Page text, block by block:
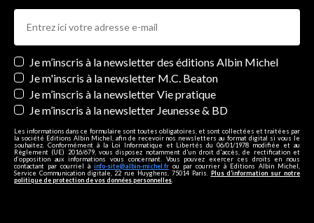
Newsletters
Je m’inscris à la newsletter des éditions Albin Michel
Je m'inscris à la newsletter M.C. Beaton
Je m’inscris à la newsletter Vie pratique
Je m’inscris à la newsletter Jeunesse & BD
Les informations dans ce formulaire sont toutes obligatoires, et sont collectées et traitées par
la société Editions Albin Michel, afin de recevoir nos newsletters au format digital si vous le
souhaitez. Conformément à la Loi Informatique et Libertés du 06/01/1978 modifiée et au
Règlement (UE) 2016/679, vous disposez notamment d'un droit d'accès, de rectification et
d’opposition aux informations vous concernant. Vous pouvez exercer ces droits en nous
contactant par courriel à info-site@albin-michel.fr ou par courrier à Editions Albin Michel,
Service Communication digitale, 22 rue Huyghens, 75014 Paris. Plus d’information sur notre
politique de protection de vos données personnelles